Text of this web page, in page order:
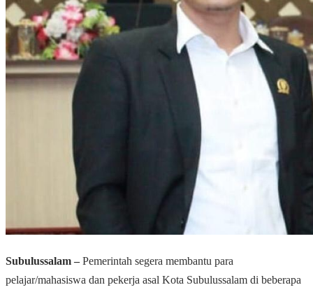
Subulussalam – Pemerintah segera membantu para
pelajar/mahasiswa dan pekerja asal Kota Subulussalam di beberapa